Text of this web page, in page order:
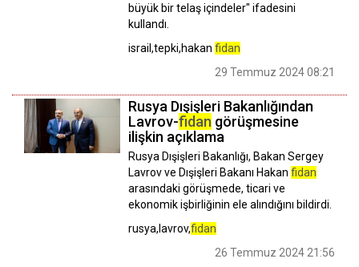
büyük bir telaş içindeler" ifadesini
kullandı.
israil,tepki,hakan fidan
29 Temmuz 2024 08:21
Rusya Dışişleri Bakanlığından
Lavrov-fidan görüşmesine
ilişkin açıklama
Rusya Dışişleri Bakanlığı, Bakan Sergey
Lavrov ve Dışişleri Bakanı Hakan fidan
arasındaki görüşmede, ticari ve
ekonomik işbirliğinin ele alındığını bildirdi.
rusya,lavrov,fidan
26 Temmuz 2024 21:56